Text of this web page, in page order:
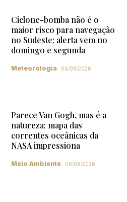
Ciclone-bomba não é o
maior risco para navegação
no Sudeste; alerta vem no
domingo e segunda
Meteorologia 06/08/2026
Parece Van Gogh, mas é a
natureza: mapa das
correntes oceânicas da
NASA impressiona
Meio Ambiente 06/08/2026